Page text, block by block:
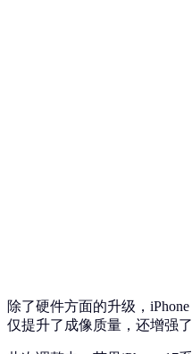
除了硬件方面的升级，
仅提升了成像质量，还增强